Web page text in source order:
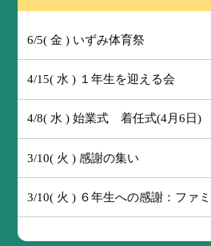
6/5( 金 ) いずみ体育祭
4/15( 水 ) １年生を迎える会
4/8( 水 ) 始業式 着任式(4月6日)
3/10( 火 ) 感謝の集い
3/10( 火 ) ６年生への感謝：ファ